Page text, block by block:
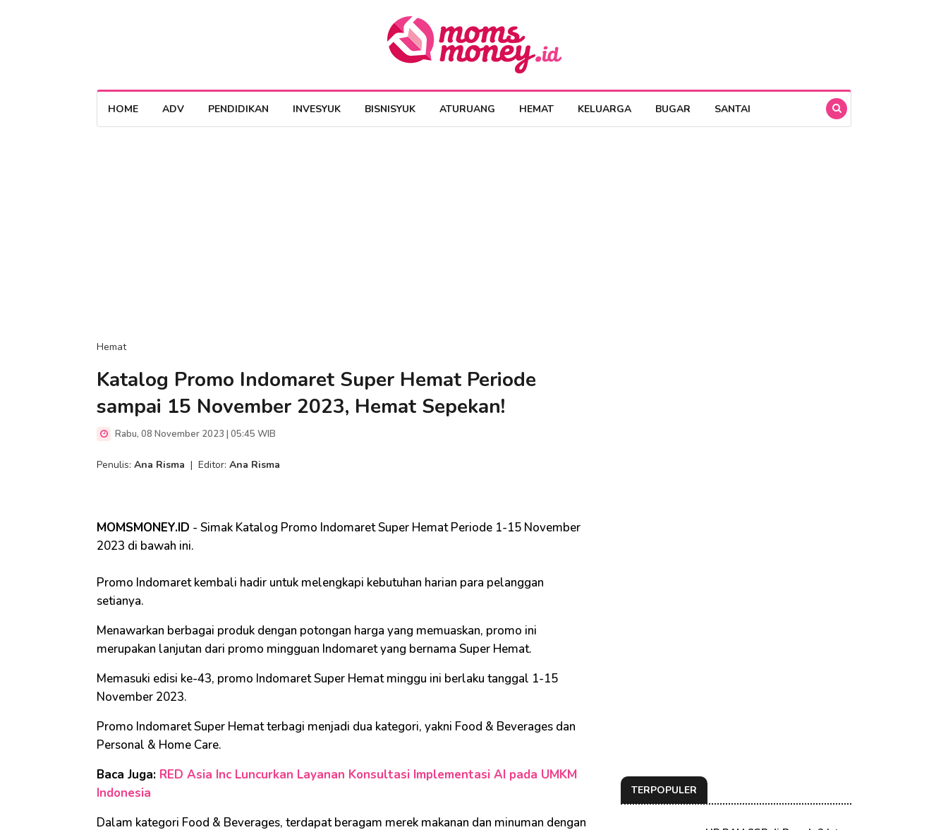
HOME ADV PENDIDIKAN INVESYUK BISNISYUK ATURUANG HEMAT KELUARGA BUGAR SANTAI
Hemat
Katalog Promo Indomaret Super Hemat Periode
sampai 15 November 2023, Hemat Sepekan!
Rabu, 08 November 2023 | 05:45 WIB
Penulis: Ana Risma | Editor: Ana Risma
MOMSMONEY.ID - Simak Katalog Promo Indomaret Super Hemat Periode 1-15 November
2023 di bawah ini.
Promo Indomaret kembali hadir untuk melengkapi kebutuhan harian para pelanggan
setianya.
Menawarkan berbagai produk dengan potongan harga yang memuaskan, promo ini
merupakan lanjutan dari promo mingguan Indomaret yang bernama Super Hemat.
Memasuki edisi ke-43, promo Indomaret Super Hemat minggu ini berlaku tanggal 1-15
November 2023.
Promo Indomaret Super Hemat terbagi menjadi dua kategori, yakni Food & Beverages dan
Personal & Home Care.
Baca Juga: RED Asia Inc Luncurkan Layanan Konsultasi Implementasi AI pada UMKM
Indonesia
Dalam kategori Food & Beverages, terdapat beragam merek makanan dan minuman dengan
TERPOPULER